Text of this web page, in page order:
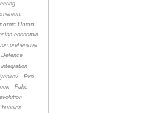
Union
economic
Defence
integration
Evo
Fake
bubble»